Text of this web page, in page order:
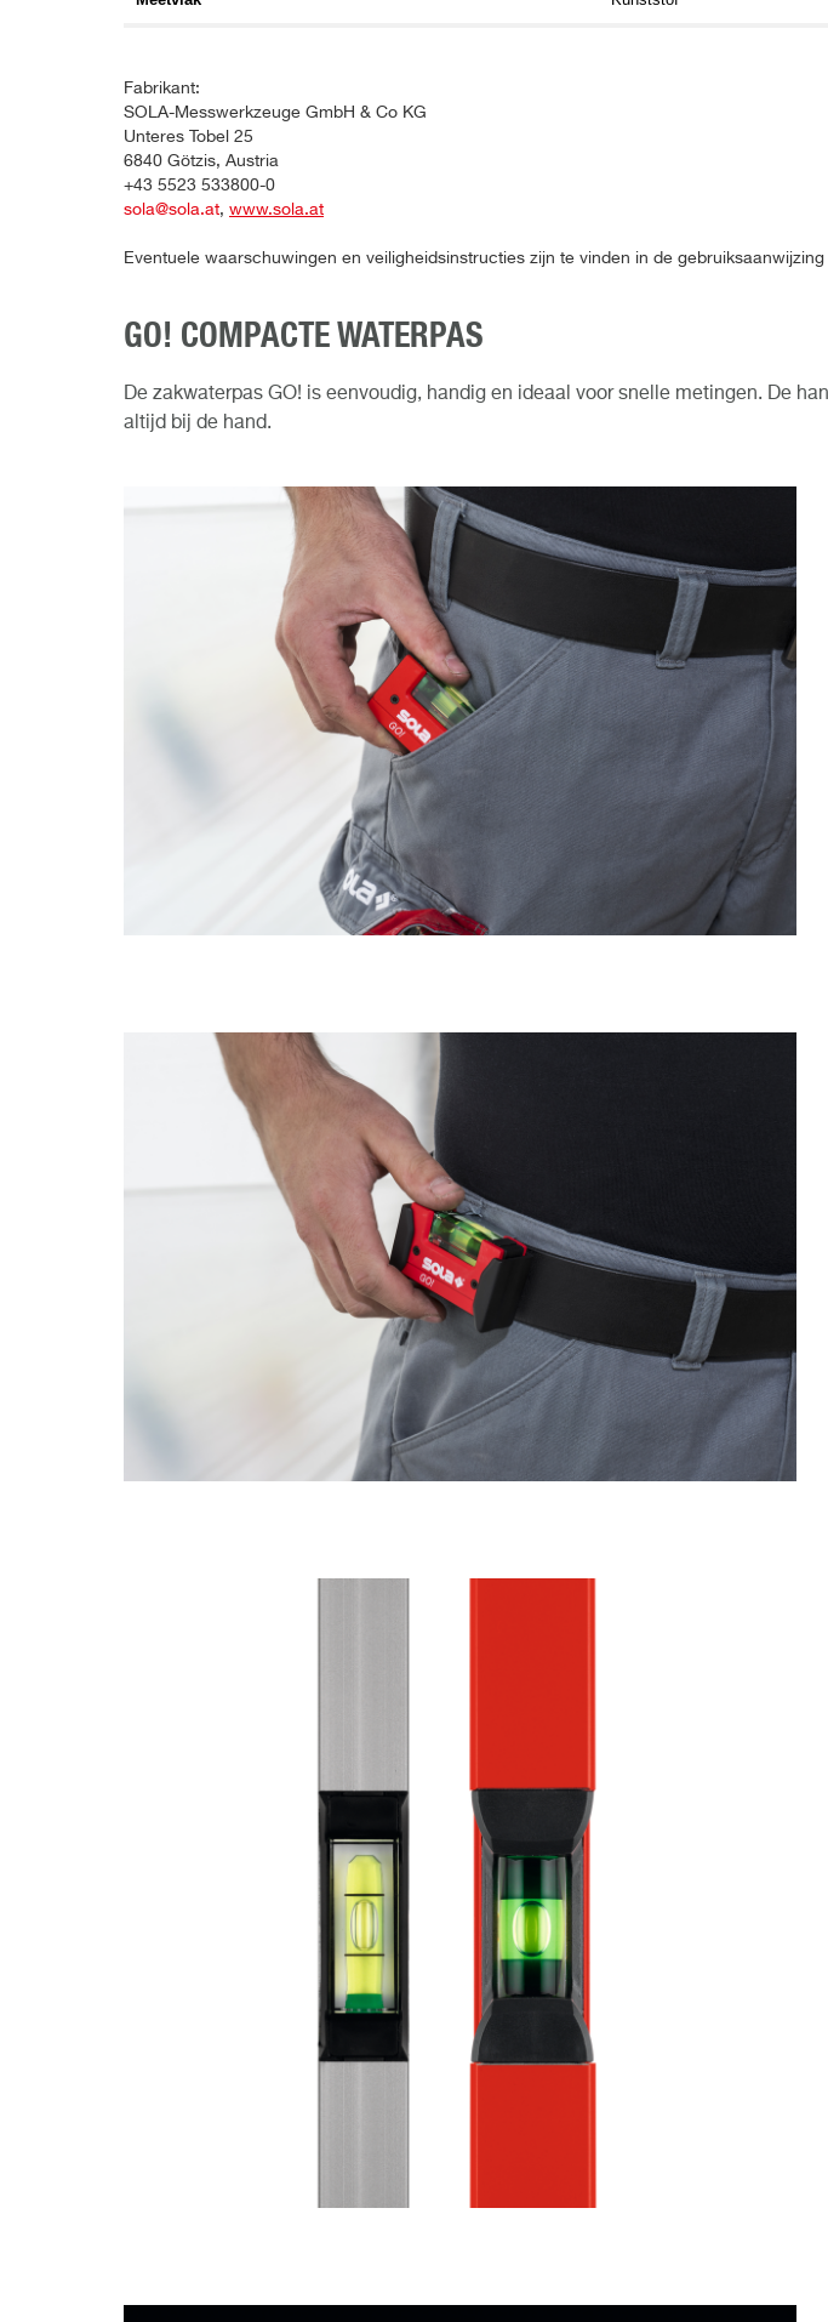
Fabrikant:
SOLA-Messwerkzeuge GmbH & Co KG
Unteres Tobel 25
6840 Götzis, Austria
+43 5523 533800-0
sola@sola.at, www.sola.at
Eventuele waarschuwingen en veiligheidsinstructies zijn te vinden in de
GO! COMPACTE WATERPAS
De zakwaterpas GO! is eenvoudig, handig en ideaal voor snelle metingen. De
altijd bij de hand.